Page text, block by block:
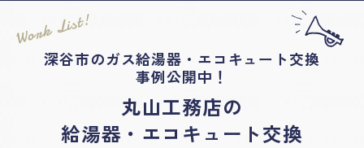
Work List!
深谷市のガス給湯器・エコキュート交換
事例公開中！
丸山工務店の
給湯器・エコキュート交換